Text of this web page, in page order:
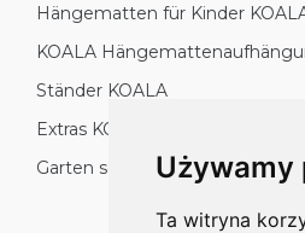
Używamy
Ta witryna
Hängematten für Kinder
KOALA
Ständer KOALA
Extras KOALA
Garten setzt KOALA